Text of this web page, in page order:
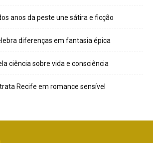
anos da peste une sátira e ficção
diferenças em fantasia épica
ciência sobre vida e consciência
Recife em romance sensível